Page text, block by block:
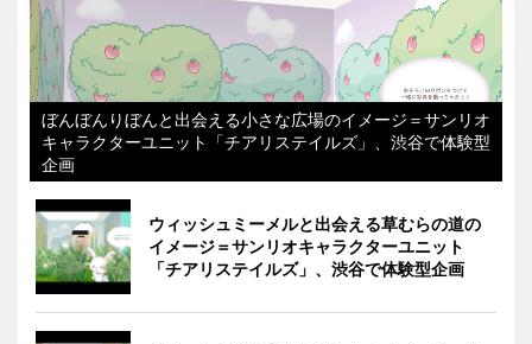
ぼんぼんりぼんと出会える小さな広場のイメージ＝サンリオ
キャラクターユニット「チアリステイルズ」、渋谷で体験型
企画
ウィッシュミーメルと出会える草むらの道の
イメージ＝サンリオキャラクターユニット
「チアリステイルズ」、渋谷で体験型企画